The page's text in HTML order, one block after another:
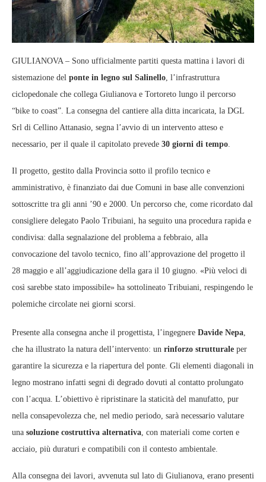
GIULIANOVA – Sono ufficialmente partiti questa mattina i lavori di
sistemazione del ponte in legno sul Salinello, l’infrastruttura
ciclopedonale che collega Giulianova e Tortoreto lungo il percorso
“bike to coast”. La consegna del cantiere alla ditta incaricata, la DGL
Srl di Cellino Attanasio, segna l’avvio di un intervento atteso e
necessario, per il quale il capitolato prevede 30 giorni di tempo.
Il progetto, gestito dalla Provincia sotto il profilo tecnico e
amministrativo, è finanziato dai due Comuni in base alle convenzioni
sottoscritte tra gli anni ’90 e 2000. Un percorso che, come ricordato dal
consigliere delegato Paolo Tribuiani, ha seguito una procedura rapida e
condivisa: dalla segnalazione del problema a febbraio, alla
convocazione del tavolo tecnico, fino all’approvazione del progetto il
28 maggio e all’aggiudicazione della gara il 10 giugno. «Più veloci di
così sarebbe stato impossibile» ha sottolineato Tribuiani, respingendo le
polemiche circolate nei giorni scorsi.
Presente alla consegna anche il progettista, l’ingegnere Davide Nepa,
che ha illustrato la natura dell’intervento: un rinforzo strutturale per
garantire la sicurezza e la riapertura del ponte. Gli elementi diagonali in
legno mostrano infatti segni di degrado dovuti al contatto prolungato
con l’acqua. L’obiettivo è ripristinare la staticità del manufatto, pur
nella consapevolezza che, nel medio periodo, sarà necessario valutare
una soluzione costruttiva alternativa, con materiali come corten e
acciaio, più duraturi e compatibili con il contesto ambientale.
Alla consegna dei lavori, avvenuta sul lato di Giulianova, erano presenti